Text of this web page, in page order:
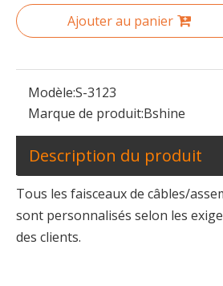
Ajouter au panier
Modèle:S-3123
Marque de produit:Bshine
Description du produit
Tous les faisceaux de câbles/
sont personnalisés selon les
des clients.